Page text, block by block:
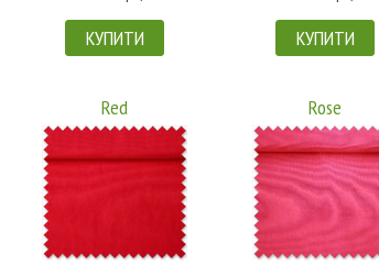
КУПИТИ КУПИТИ
Red Rose